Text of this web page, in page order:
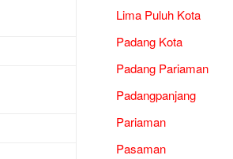
Lima Puluh Kota
Padang Kota
Padang Pariaman
Padangpanjang
Pariaman
Pasaman